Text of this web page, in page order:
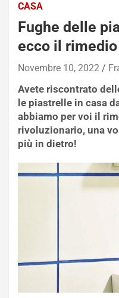
CASA
Fughe delle
ecco il
Novembre 10, 2022
Avete riscontrato
le piastrelle in casa
abbiamo per voi il
rivoluzionario, una
più in dietro!